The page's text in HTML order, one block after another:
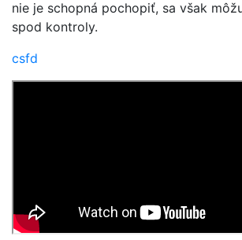
nie je schopná pochopiť, sa však
spod kontroly.
csfd